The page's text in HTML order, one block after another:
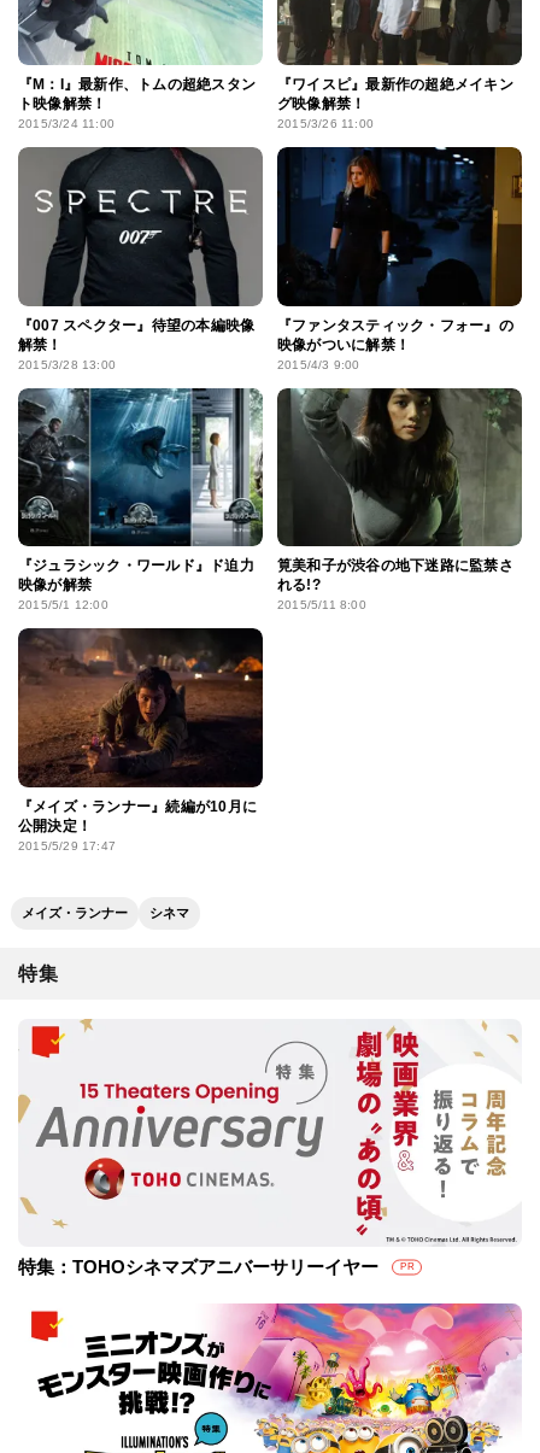
『M：I』最新作、トムの超絶スタン
ト映像解禁！
2015/3/24 11:00
『ワイスピ』最新作の超絶メイキン
グ映像解禁！
2015/3/26 11:00
『007 スペクター』待望の本編映像
解禁！
2015/3/28 13:00
『ファンタスティック・フォー』の
映像がついに解禁！
2015/4/3 9:00
『ジュラシック・ワールド』ド迫力
映像が解禁
2015/5/1 12:00
筧美和子が渋谷の地下迷路に監禁さ
れる!?
2015/5/11 8:00
『メイズ・ランナー』続編が10月に
公開決定！
2015/5/29 17:47
メイズ・ランナー シネマ
特集
特集：TOHOシネマズアニバーサリーイヤー PR